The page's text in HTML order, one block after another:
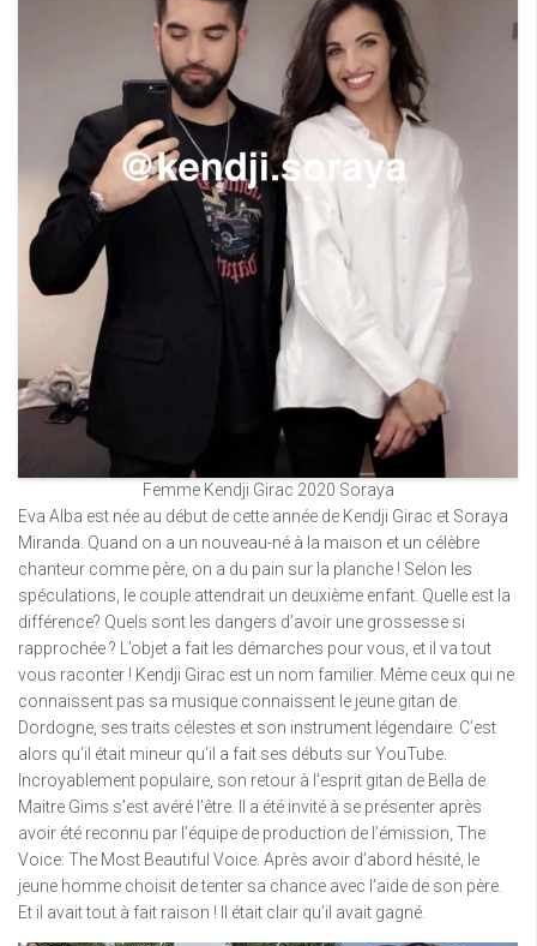
Femme Kendji Girac 2020 Soraya
Eva Alba est née au début de cette année de Kendji Girac et Soraya
Miranda. Quand on a un nouveau-né à la maison et un célèbre
chanteur comme père, on a du pain sur la planche ! Selon les
spéculations, le couple attendrait un deuxième enfant. Quelle est la
différence? Quels sont les dangers d’avoir une grossesse si
rapprochée ? L’objet a fait les démarches pour vous, et il va tout
vous raconter ! Kendji Girac est un nom familier. Même ceux qui ne
connaissent pas sa musique connaissent le jeune gitan de
Dordogne, ses traits célestes et son instrument légendaire. C’est
alors qu’il était mineur qu’il a fait ses débuts sur YouTube.
Incroyablement populaire, son retour à l’esprit gitan de Bella de
Maitre Gims s’est avéré l’être. Il a été invité à se présenter après
avoir été reconnu par l’équipe de production de l’émission, The
Voice: The Most Beautiful Voice. Après avoir d’abord hésité, le
jeune homme choisit de tenter sa chance avec l’aide de son père.
Et il avait tout à fait raison ! Il était clair qu’il avait gagné.